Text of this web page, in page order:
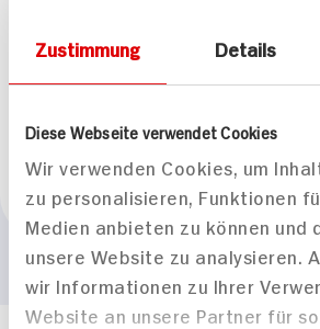
Zustimmung Details
Diese Webseite verwendet Cookies
Wir verwenden Cookies, um
zu personalisieren, Funktionen
Medien anbieten zu können
unsere Website zu analysieren.
wir Informationen zu Ihrer
Website an unsere Partner für
Herkunftsland
Frankreich